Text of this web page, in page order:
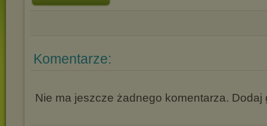
Komentarze:
Nie ma jeszcze żadnego komentarza. Dodaj